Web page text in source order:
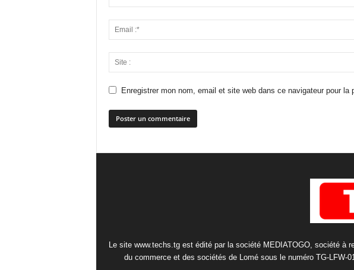
Enregistrer mon nom, email et site web dans ce navigateur pour la
Le site www.techs.tg est édité par la société MEDIATOGO, société à
du commerce et des sociétés de Lomé sous le numéro TG-LFW-